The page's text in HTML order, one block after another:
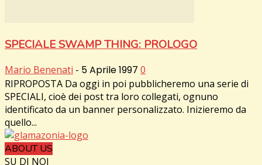
SPECIALE SWAMP THING: PROLOGO
Mario Benenati - 5 Aprile 1997 0
RIPROPOSTA Da oggi in poi pubblicheremo una serie di
SPECIALI, cioè dei post tra loro collegati, ognuno
identificato da un banner personalizzato. Inizieremo da
quello...
ABOUT US
SU DI NOI